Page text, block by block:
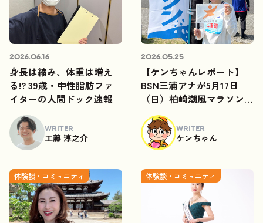
2026.06.16
身長は縮み、体重は増え
る!? 39歳・中性脂肪ファ
イターの人間ドック速報
WRITER
工藤 淳之介
2026.05.25
【ケンちゃんレポート】
BSN三浦アナが5月17日
（日）柏崎潮風マラソンに
参加してきました。
WRITER
ケンちゃん
体験談・コミュニティ 体験談・コミュニティ